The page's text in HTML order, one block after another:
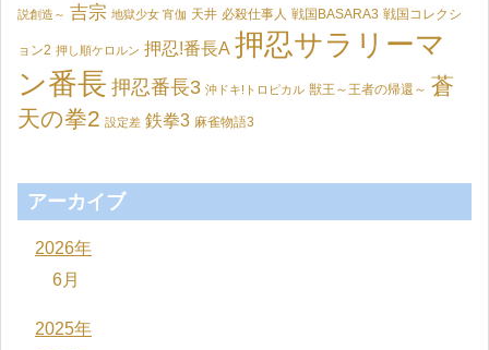
説創造～ 吉宗 地獄少女 宵伽 天井 必殺仕事人 戦国BASARA3 戦国コレクシ
ョン2 押し順ケロルン 押忍!番長A 押忍サラリーマ
ン番長 押忍番長3 沖ドキ!トロピカル 獣王～王者の帰還～ 蒼
天の拳2 設定差 鉄拳3 麻雀物語3
アーカイブ
2026年
6月
2025年